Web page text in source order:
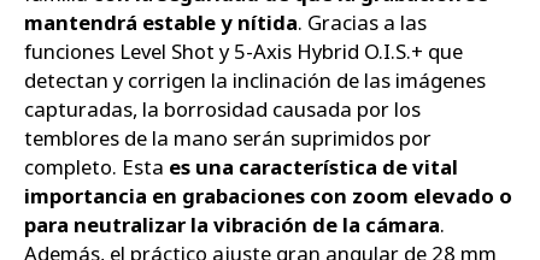
mantendrá estable y nítida. Gracias a las
funciones Level Shot y 5-Axis Hybrid O.I.S.+ que
detectan y corrigen la inclinación de las imágenes
capturadas, la borrosidad causada por los
temblores de la mano serán suprimidos por
completo. Esta es una característica de vital
importancia en grabaciones con zoom elevado o
para neutralizar la vibración de la cámara.
Además, el práctico ajuste gran angular de 28 mm